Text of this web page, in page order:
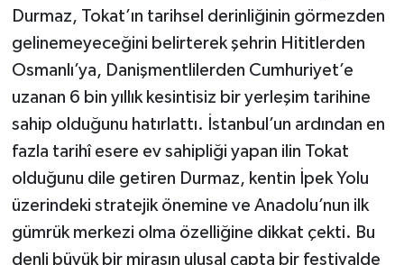
Durmaz, Tokat’ın tarihsel derinliğinin görmezden
gelinemeyeceğini belirterek şehrin Hititlerden
Osmanlı’ya, Danişmentlilerden Cumhuriyet’e
uzanan 6 bin yıllık kesintisiz bir yerleşim tarihine
sahip olduğunu hatırlattı. İstanbul’un ardından en
fazla tarihî esere ev sahipliği yapan ilin Tokat
olduğunu dile getiren Durmaz, kentin İpek Yolu
üzerindeki stratejik önemine ve Anadolu’nun ilk
gümrük merkezi olma özelliğine dikkat çekti. Bu
denli büyük bir mirasın ulusal çapta bir festivalde